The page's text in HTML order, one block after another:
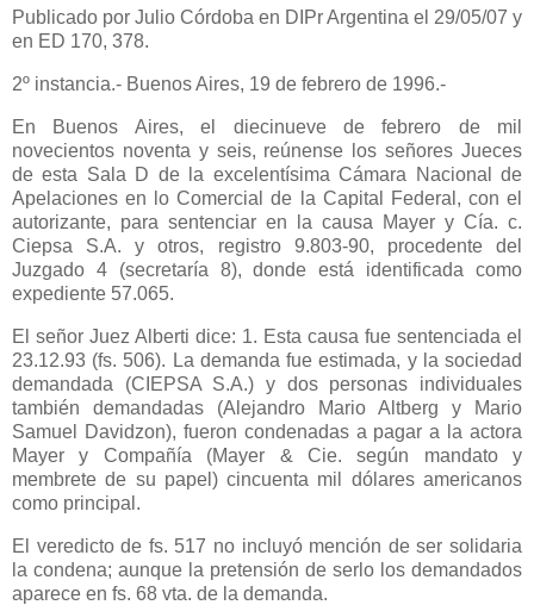
Publicado por Julio Córdoba en DIPr Argentina el 29/05/07 y
en ED 170, 378.
2º instancia.- Buenos Aires, 19 de febrero de 1996.-
En Buenos Aires, el diecinueve de febrero de mil
novecientos noventa y seis, reúnense los señores Jueces
de esta Sala D de la excelentísima Cámara Nacional de
Apelaciones en lo Comercial de
la Capital Federal , con el
autorizante, para sentenciar en la causa Mayer y Cía. c.
Ciepsa S.A. y otros, registro 9.803-90, procedente del
Juzgado 4 (secretaría 8), donde está identificada como
expediente 57.065.
El señor Juez Alberti dice: 1. Esta causa fue sentenciada el
23.12.93 (fs. 506). La demanda fue estimada, y la sociedad
demandada (CIEPSA S.A.) y dos personas individuales
también demandadas (Alejandro Mario Altberg y Mario
Samuel Davidzon), fueron condenadas a pagar a la actora
Mayer y Compañía (Mayer & Cie. según mandato y
membrete de su papel) cincuenta mil dólares americanos
como principal.
El veredicto de fs. 517 no incluyó mención de ser solidaria
la condena; aunque la pretensión de serlo los demandados
aparece en fs. 68 vta. de la demanda.